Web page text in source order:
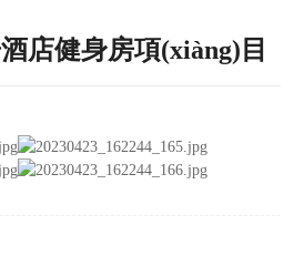
店健身房項(xiàng)目